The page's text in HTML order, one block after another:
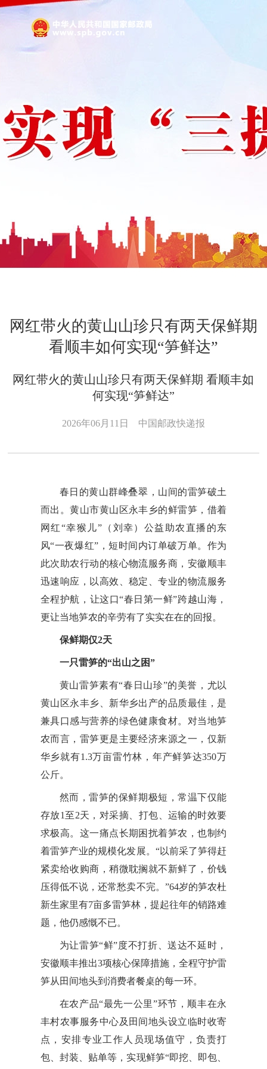
网红带火的黄山山珍只有两天保鲜期
看顺丰如何实现“笋鲜达”
网红带火的黄山山珍只有两天保鲜期 看顺丰如
何实现“笋鲜达”
2026年06月11日 中国邮政快递报
春日的黄山群峰叠翠，山间的雷笋破土
而出。黄山市黄山区永丰乡的鲜雷笋，借着
网红“幸猴儿”（刘幸）公益助农直播的东
风“一夜爆红”，短时间内订单破万单。作为
此次助农行动的核心物流服务商，安徽顺丰
迅速响应，以高效、稳定、专业的物流服务
全程护航，让这口“春日第一鲜”跨越山海，
更让当地笋农的辛劳有了实实在在的回报。
保鲜期仅2天
一只雷笋的“出山之困”
黄山雷笋素有“春日山珍”的美誉，尤以
黄山区永丰乡、新华乡出产的品质最佳，是
兼具口感与营养的绿色健康食材。对当地笋
农而言，雷笋更是主要经济来源之一，仅新
华乡就有1.3万亩雷竹林，年产鲜笋达350万
公斤。
然而，雷笋的保鲜期极短，常温下仅能
存放1至2天，对采摘、打包、运输的时效要
求极高。这一痛点长期困扰着笋农，也制约
着雷笋产业的规模化发展。“以前采了笋得赶
紧卖给收购商，稍微耽搁就不新鲜了，价钱
压得低不说，还常愁卖不完。”64岁的笋农杜
新生家里有7亩多雷笋林，提起往年的销路难
题，他仍感慨不已。
为让雷笋“鲜”度不打折、送达不延时，
安徽顺丰推出3项核心保障措施，全程守护雷
笋从田间地头到消费者餐桌的每一环。
在农产品“最先一公里”环节，顺丰在永
丰村农事服务中心及田间地头设立临时收寄
点，安排专业工作人员现场值守，负责打
包、封装、贴单等，实现鲜笋“即挖、即包、